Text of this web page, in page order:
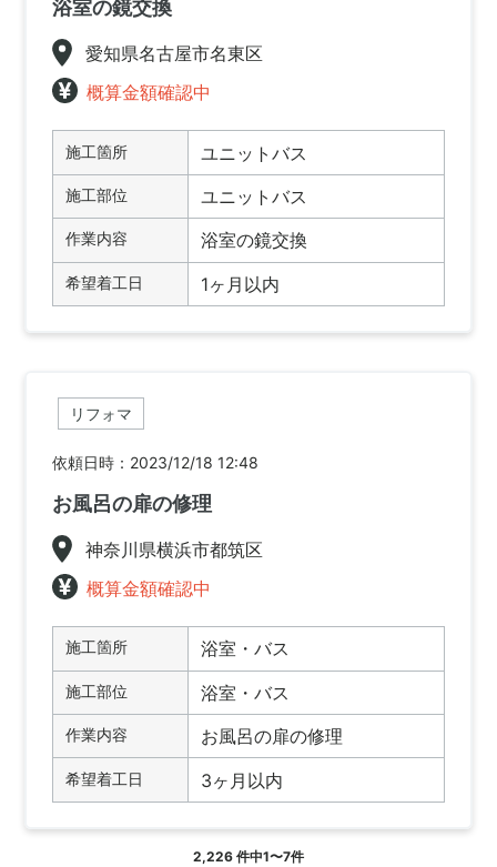
浴室の鏡交換
愛知県名古屋市名東区
概算金額確認中
施工箇所 ユニットバス
施工部位 ユニットバス
作業内容 浴室の鏡交換
希望着工日 1ヶ月以内
リフォマ
依頼日時：2023/12/18 12:48
お風呂の扉の修理
神奈川県横浜市都筑区
概算金額確認中
施工箇所 浴室・バス
施工部位 浴室・バス
作業内容 お風呂の扉の修理
希望着工日 3ヶ月以内
2,226 件中1〜7件